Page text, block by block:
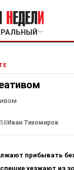
﹀
Иван Тихомиров
прибывать
уезжают из